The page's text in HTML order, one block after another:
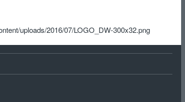
uploads/2016/07/LOGO_DW-300x32.png